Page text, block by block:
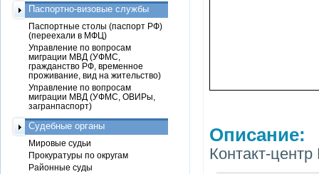
Описание:
Контакт-
Паспортно-визовые службы
Паспортные столы (паспорт РФ)
(переехали в МФЦ)
Управление по вопросам
миграции МВД (УФМС,
гражданство РФ, временное
проживание, вид на жительство)
Управление по вопросам
миграции МВД (УФМС, ОВИРы,
загранпаспорт)
Судебные органы
Мировые судьи
Прокуратуры по округам
Районные суды